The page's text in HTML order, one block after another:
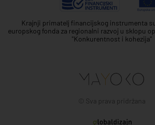
Krajnji primatelj financijskog instrumenta
europskog fonda za regionalni razvoj u sklopu
"Konkurentnost i kohezija"
© Sva prava pridržana